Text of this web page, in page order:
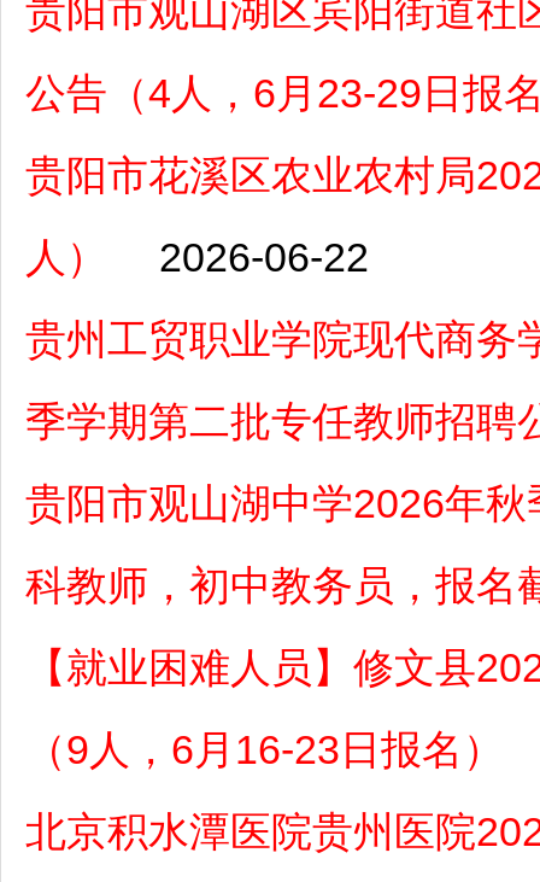
贵阳市观山湖区宾阳街道社
公告（4人，6月23-29日报
贵阳市花溪区农业农村局
人）
2026-06-22
贵州工贸职业学院现代商务
季学期第二批专任教师招聘
贵阳市观山湖中学2026年
科教师，初中教务员，报名
【就业困难人员】修文县
（9人，6月16-23日报名）
北京积水潭医院贵州医院